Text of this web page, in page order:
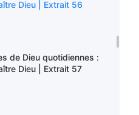
Dieu | Extrait 56
de Dieu quotidiennes :
Dieu | Extrait 57